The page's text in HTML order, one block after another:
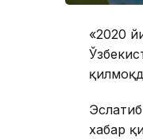
«2020
хабар